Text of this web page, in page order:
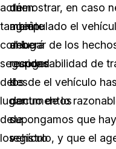
actúen
también
como
seguridad
del
lugar
de
los
un
agente
deberá
recoger
los
documentos
de
registro
demostrar, en caso
manipulado el
al lugar de los
responsabilidad de
desde el vehículo
dentro de lo
supongamos que
vehículo, y que el